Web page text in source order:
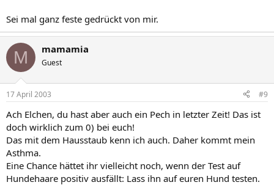
Sei mal ganz feste gedrückt von mir.
M mamamia
Guest
17 April 2003 #9
Ach Elchen, du hast aber auch ein Pech in letzter Zeit! Das ist
doch wirklich zum 0) bei euch!
Das mit dem Hausstaub kenn ich auch. Daher kommt mein
Asthma.
Eine Chance hättet ihr vielleicht noch, wenn der Test auf
Hundehaare positiv ausfällt: Lass ihn auf euren Hund testen.